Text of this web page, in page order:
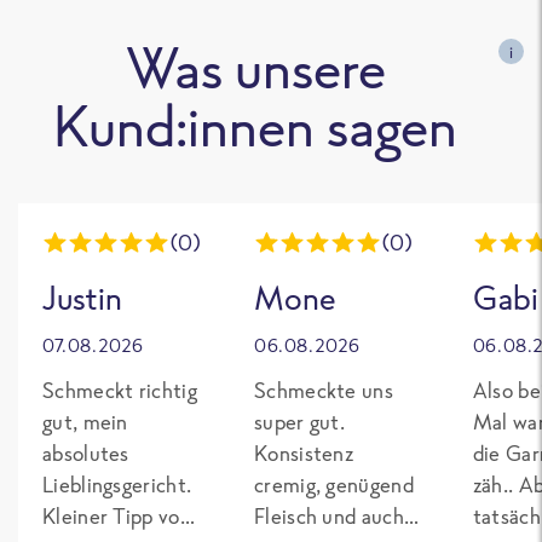
Was unsere
Kund:innen sagen
i
(0)
Justin
07.08.2026
Schmeckt richtig
gut, mein
absolutes
Lieblingsgericht.
Kleiner Tipp von
(0)
Mone
06.08.2026
Schmeckte uns
super gut.
Konsistenz
cremig, genügend
Fleisch und auch
Gabi
Also
Mal
die
zäh..